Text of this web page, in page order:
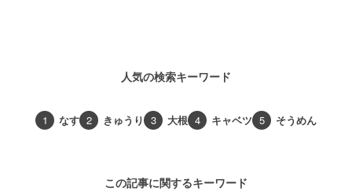
人気の検索キーワード
1 なす 2 きゅうり 3 大根 4 キャベツ 5 そうめん
この記事に関するキーワード